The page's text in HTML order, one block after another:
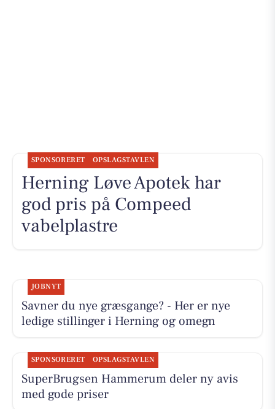
SPONSORERET OPSLAGSTAVLEN
Herning Løve Apotek har
god pris på Compeed
vabelplastre
JOBNYT
Savner du nye græsgange? - Her er nye
ledige stillinger i Herning og omegn
SPONSORERET OPSLAGSTAVLEN
SuperBrugsen Hammerum deler ny avis
med gode priser